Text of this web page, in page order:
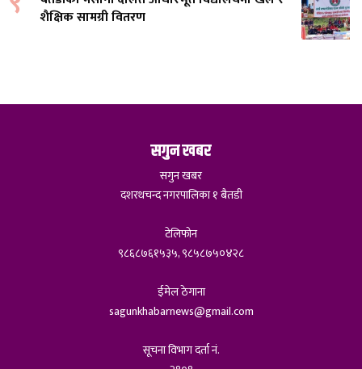
शैक्षिक सामग्री वितरण
सगुन खबर
सगुन खबर
दशरथचन्द नगरपालिका १ बैतडी
टेलिफोन
९८६८७६१५३५, ९८५८७५०४२८
ईमेल ठेगाना
sagunkhabarnews@gmail.com
सूचना विभाग दर्ता नं.